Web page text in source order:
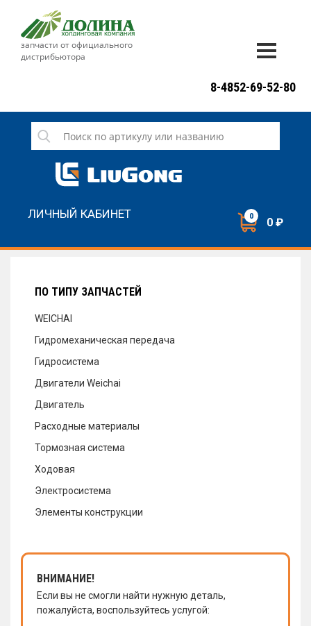
запчасти от официального
дистрибьютора
СЕРВИС
НОВОСТИ
8-4852-69-52-80
ЛИЧНЫЙ КАБИНЕТ 0 0 ₽
ПО ТИПУ ЗАПЧАСТЕЙ
WEICHAI
Гидромеханическая передача
Гидросистема
Двигатели Weichai
Двигатель
Расходные материалы
Тормозная система
Ходовая
Электросистема
Элементы конструкции
ВНИМАНИЕ!
Если вы не смогли найти нужную деталь,
пожалуйста, воспользуйтесь услугой: